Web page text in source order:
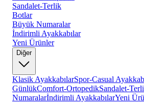
Sandalet-Terlik
Botlar
Büyük Numaralar
İndirimli Ayakkabılar
Yeni Ürünler
Diğer
Klasik AyakkabılarSpor-Casual
GünlükComfort-OrtopedikSandalet-
Numaralarİndirimli AyakkabılarYeni